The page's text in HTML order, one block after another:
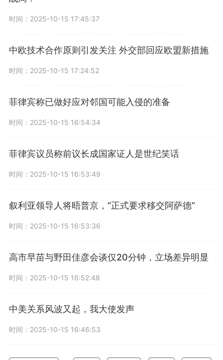
时间：2025-10-15 17:45:37
中欧技术合作原则引发关注 外交部回应欧盟新措施
时间：2025-10-15 17:24:52
菲律宾称已做好应对邻国可能入侵的准备
时间：2025-10-15 16:54:34
菲律宾议员称前议长成国家证人是世纪笑话
时间：2025-10-15 16:53:49
叙利亚领导人将晤普京，“正式要求移交阿萨德”
时间：2025-10-15 16:53:36
高市早苗与野田佳彦会谈仅20分钟，立场差异明显
时间：2025-10-15 16:52:48
中美关系风波又起，我大使发声
时间：2025-10-15 16:46:53